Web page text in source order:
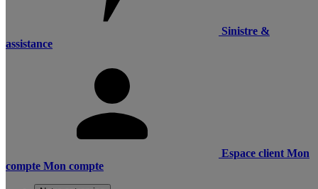
Sinistre &
assistance
Espace client Mon
compte Mon compte